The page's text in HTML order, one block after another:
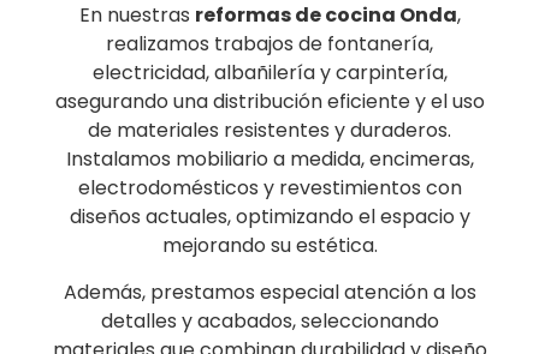
En nuestras reformas de cocina Onda,
realizamos trabajos de fontanería,
electricidad, albañilería y carpintería,
asegurando una distribución eficiente y el uso
de materiales resistentes y duraderos.
Instalamos mobiliario a medida, encimeras,
electrodomésticos y revestimientos con
diseños actuales, optimizando el espacio y
mejorando su estética.
Además, prestamos especial atención a los
detalles y acabados, seleccionando